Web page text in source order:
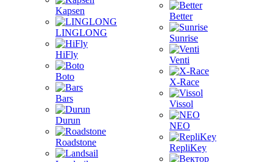
Kapsen
LINGLONG
HiFly
Boto
Bars
Durun
Roadstone
Better
Sunrise
Venti
X-Race
Vissol
NEO
RepliKey